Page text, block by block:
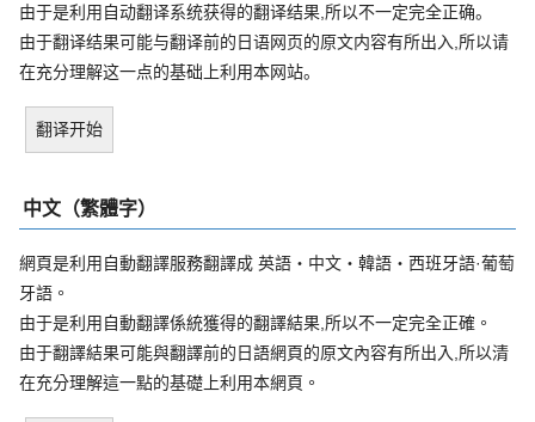
由于是利用自动翻译系统获得的翻译结果,所以不一定完全正确。
由于翻译结果可能与翻译前的日语网页的原文内容有所出入,所以请
在充分理解这一点的基础上利用本网站。
翻译开始
中文（繁體字）
網頁是利用自動翻譯服務翻譯成 英語・中文・韓語・西班牙語·葡萄
牙語。
由于是利用自動翻譯係統獲得的翻譯結果,所以不一定完全正確。
由于翻譯結果可能與翻譯前的日語網頁的原文內容有所出入,所以清
在充分理解這一點的基礎上利用本網頁。